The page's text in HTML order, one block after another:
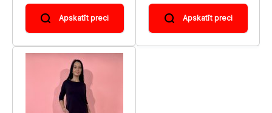
Apskatīt preci Apskatīt preci